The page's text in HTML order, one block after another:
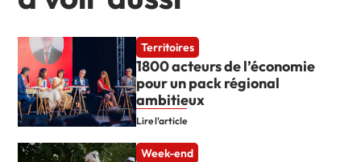
Territoires
1800 acteurs de l’économie
pour un pack régional
ambitieux
Lire l'article
Week-end